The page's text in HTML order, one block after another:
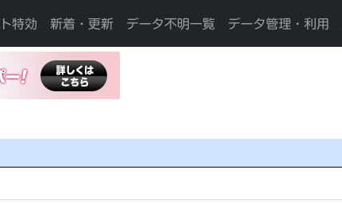
特効 新着・更新 データ不明一覧 データ管理・利用